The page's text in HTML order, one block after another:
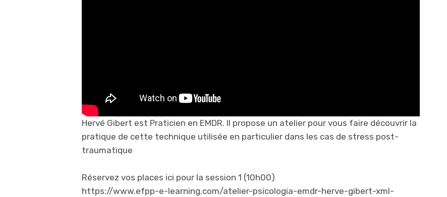
Hervé Gibert est Praticien en EMDR. Il propose un atelier pour vous faire découvrir la
pratique de cette technique utilisée en particulier dans les cas de stress post-
traumatique
Réservez vos places ici pour la session 1 (10h00)
https://www.efpp-e-learning.com/atelier-psicologia-emdr-herve-gibert-xml-